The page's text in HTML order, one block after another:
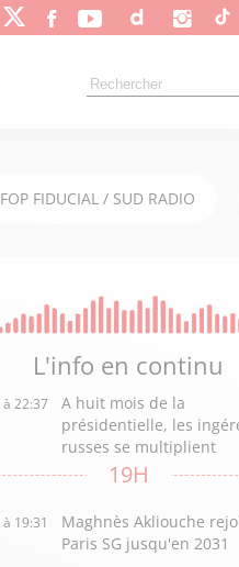
FIDUCIAL / SUD RADIO
L'info en continu
22:37
A huit mois de la
présidentielle, les
russes se multiplient
19H
19:31
Maghnès Akliouche
Paris SG jusqu'en 2031